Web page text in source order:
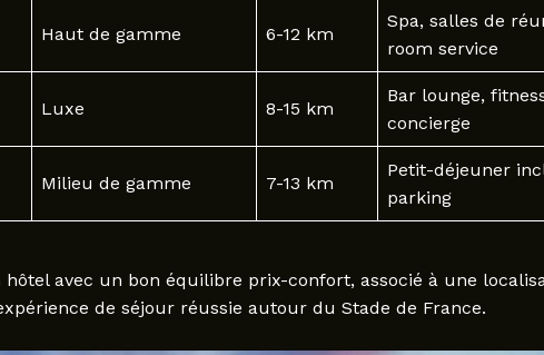
Haut de gamme 6-12 km
Spa, salles de
room service
Luxe 8-15 km
Bar lounge,
concierge
Milieu de gamme 7-13 km
Petit-déjeuner
parking
avec un bon équilibre prix-confort, associé à une
de séjour réussie autour du Stade de France.